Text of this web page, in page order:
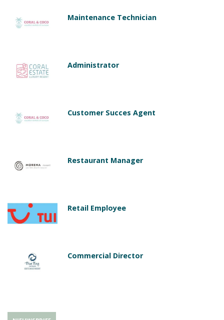
Maintenance Technician
Administrator
Customer Succes Agent
Restaurant Manager
Retail Employee
Commercial Director